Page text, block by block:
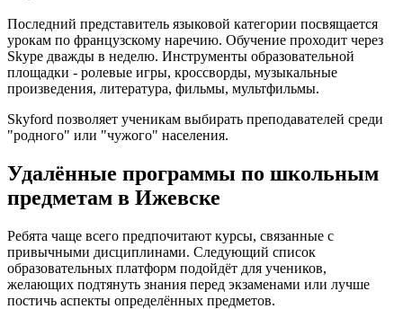
Последний представитель языковой категории посвящается
урокам по французскому наречию. Обучение проходит через
Skype дважды в неделю. Инструменты образовательной
площадки - ролевые игры, кроссворды, музыкальные
произведения, литература, фильмы, мультфильмы.
Skyford позволяет ученикам выбирать преподавателей среди
"родного" или "чужого" населения.
Удалённые программы по школьным
предметам в Ижевске
Ребята чаще всего предпочитают курсы, связанные с
привычными дисциплинами. Следующий список
образовательных платформ подойдёт для учеников,
желающих подтянуть знания перед экзаменами или лучше
постичь аспекты определённых предметов.